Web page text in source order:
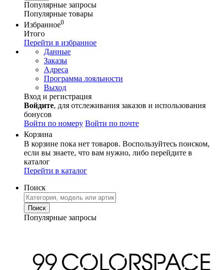
Популярные запросы
Популярные товары
Избранное0
Итого
Перейти в избранное
Данные
Заказы
Адреса
Программа лояльности
Выход
Вход и регистрация
Войдите, для отслеживания заказов и использования
бонусов
Войти по номеру Войти по почте
Корзина
В корзине пока нет товаров. Воспользуйтесь поиском,
если вы знаете, что вам нужно, либо перейдите в
каталог
Перейти в каталог
Поиск
Популярные запросы